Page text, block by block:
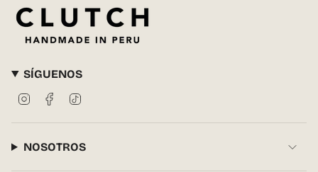
SÍGUENOS
InstagramFacebook
NOSOTROS